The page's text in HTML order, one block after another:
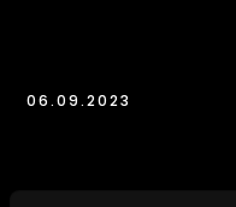
06.09.2023